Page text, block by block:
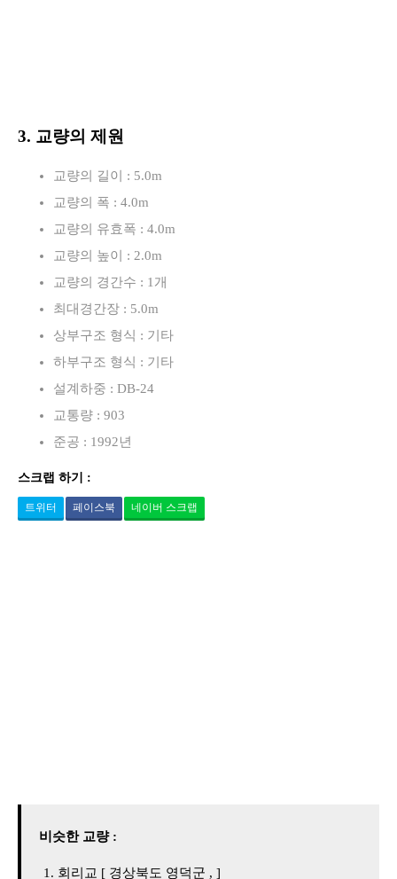
3. 교량의 제원
교량의 길이 : 5.0m
교량의 폭 : 4.0m
교량의 유효폭 : 4.0m
교량의 높이 : 2.0m
교량의 경간수 : 1개
최대경간장 : 5.0m
상부구조 형식 : 기타
하부구조 형식 : 기타
설계하중 : DB-24
교통량 : 903
준공 : 1992년
스크랩 하기 :
트위터 페이스북 네이버 스크랩
비슷한 교량 :
회리교 [ 경상북도 영덕군 , ]